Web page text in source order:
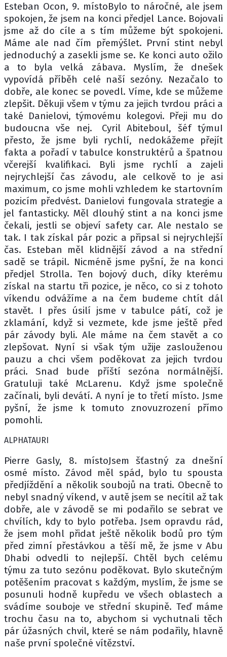
Esteban Ocon, 9. místoBylo to náročné, ale jsem
spokojen, že jsem na konci předjel Lance. Bojovali
jsme až do cíle a s tím můžeme být spokojeni.
Máme ale nad čím přemýšlet. První stint nebyl
jednoduchý a zasekli jsme se. Ke konci auto ožilo
a to byla velká zábava. Myslím, že dnešek
vypovídá příběh celé naší sezóny. Nezačalo to
dobře, ale konec se povedl. Víme, kde se můžeme
zlepšit. Děkuji všem v týmu za jejich tvrdou práci a
také Danielovi, týmovému kolegovi. Přeji mu do
budoucna vše nej. Cyril Abiteboul, šéf týmuI
přesto, že jsme byli rychlí, nedokážeme přejít
fakta a pořadí v tabulce konstruktérů a špatnou
včerejší kvalifikaci. Byli jsme rychlí a zajeli
nejrychlejší čas závodu, ale celkově to je asi
maximum, co jsme mohli vzhledem ke startovním
pozicím předvést. Danielovi fungovala strategie a
jel fantasticky. Měl dlouhý stint a na konci jsme
čekali, jestli se objeví safety car. Ale nestalo se
tak. I tak získal pár pozic a připsal si nejrychlejší
čas. Esteban měl klidnější závod a na střední
sadě se trápil. Nicméně jsme pyšní, že na konci
předjel Strolla. Ten bojový duch, díky kterému
získal na startu tři pozice, je něco, co si z tohoto
víkendu odvážíme a na čem budeme chtít dál
stavět. I přes úsilí jsme v tabulce pátí, což je
zklamání, když si vezmete, kde jsme ještě před
pár závody byli. Ale máme na čem stavět a co
zlepšovat. Nyní si však tým užije zaslouženou
pauzu a chci všem poděkovat za jejich tvrdou
práci. Snad bude příští sezóna normálnější.
Gratuluji také McLarenu. Když jsme společně
začínali, byli devátí. A nyní je to třetí místo. Jsme
pyšní, že jsme k tomuto znovuzrození přímo
pomohli.
ALPHATAURI
Pierre Gasly, 8. místoJsem šťastný za dnešní
osmé místo. Závod měl spád, bylo tu spousta
předjíždění a několik soubojů na trati. Obecně to
nebyl snadný víkend, v autě jsem se necítil až tak
dobře, ale v závodě se mi podařilo se sebrat ve
chvílích, kdy to bylo potřeba. Jsem opravdu rád,
že jsem mohl přidat ještě několik bodů pro tým
před zimní přestávkou a těší mě, že jsme v Abu
Dhabi odvedli to nejlepší. Chtěl bych celému
týmu za tuto sezónu poděkovat. Bylo skutečným
potěšením pracovat s každým, myslím, že jsme se
posunuli hodně kupředu ve všech oblastech a
svádíme souboje ve střední skupině. Teď máme
trochu času na to, abychom si vychutnali těch
pár úžasných chvil, které se nám podařily, hlavně
naše první společné vítězství.